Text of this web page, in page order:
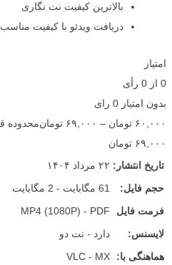
بالاترین کیفیت نت نگاری
دریافت ویدئو با کیفیت مناسب
امتیاز
0 از 0 رأی
بدون امتیاز 0 رای
۶۰,۰۰۰ تومان – ۶۹,۰۰۰ تومان
۶۹,۰۰۰ تومان
تاریخ انتشار: ۲۲ مرداد ۱۴۰۴
حجم فایل:
61 مگابایت - 2 مگابایت
فرمت فایل
MP4 (1080P) - PDF
لایسنس:
دارد - نت دو
هماهنگی با:
VLC - MX